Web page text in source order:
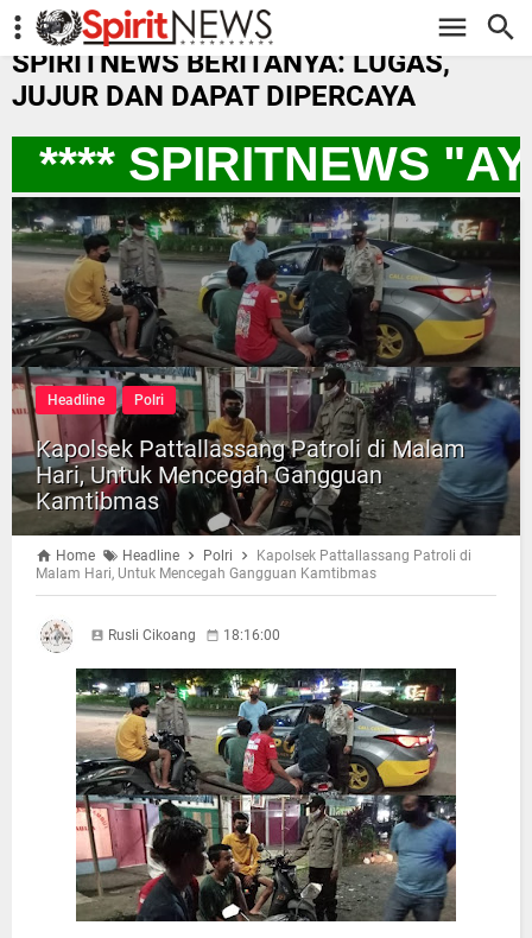
-->
SPIRITNEWS BERITANYA: LUGAS,
JUJUR DAN DAPAT DIPERCAYA
SPIRITNEWS
Headline Polri
Kapolsek Pattallassang Patroli di Malam
Hari, Untuk Mencegah Gangguan
Kamtibmas
Home Headline Polri
Kapolsek Pattallassang Patroli di
Malam Hari, Untuk Mencegah Gangguan Kamtibmas
Rusli Cikoang 18:16:00